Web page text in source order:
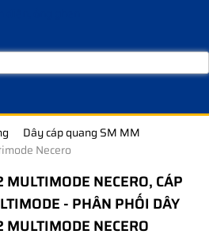
Dây cáp quang SM MM
Necero
NECERO, CÁP
- PHÂN PHỐI DÂY
NECERO